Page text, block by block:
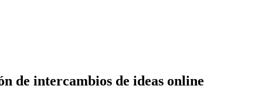
de intercambios de ideas online